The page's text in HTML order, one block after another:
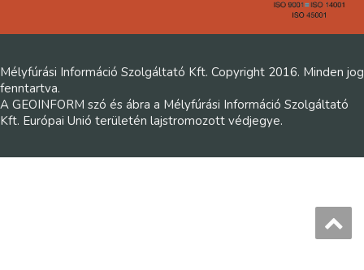
Mélyfúrási Információ Szolgáltató Kft. Copyright 2016. Minden jog
fenntartva.
A GEOINFORM szó és ábra a Mélyfúrási Információ Szolgáltató
Kft. Európai Unió területén lajstromozott védjegye.